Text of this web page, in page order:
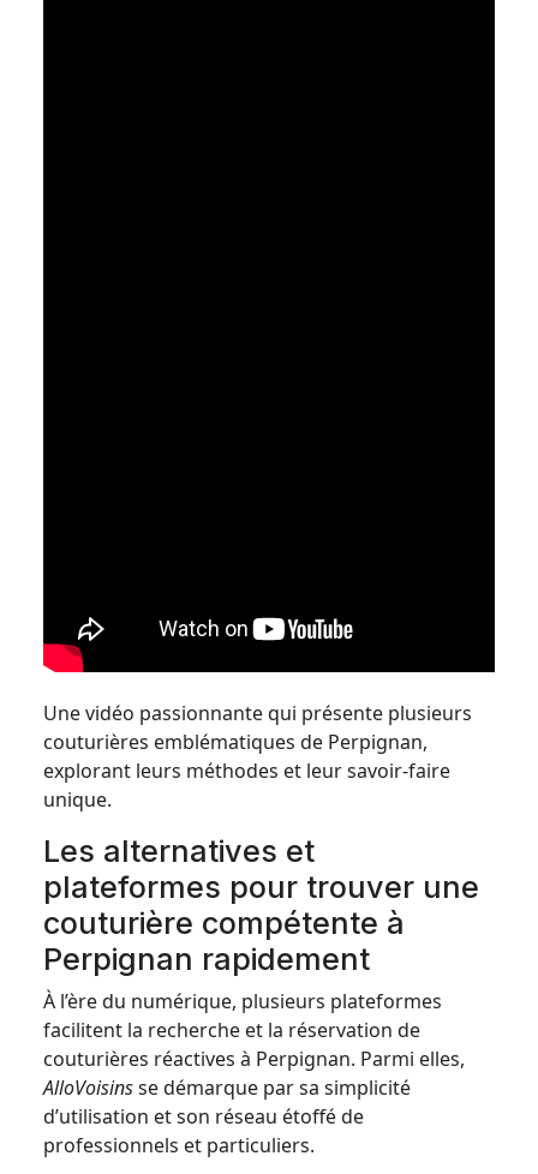
Une vidéo passionnante qui présente plusieurs
couturières emblématiques de Perpignan,
explorant leurs méthodes et leur savoir-faire
unique.
Les alternatives et
plateformes pour trouver une
couturière compétente à
Perpignan rapidement
À l’ère du numérique, plusieurs plateformes
facilitent la recherche et la réservation de
couturières réactives à Perpignan. Parmi elles,
AlloVoisinsse démarque par sa simplicité
d’utilisation et son réseau étoffé de
professionnels et particuliers.